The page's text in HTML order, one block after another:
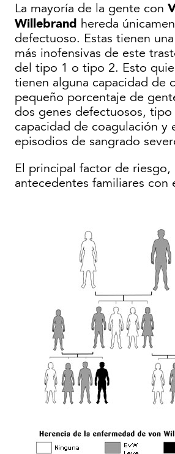
La mayoría de la gente con
Willebrand hereda
defectuoso. Estas tienen
más inofensivas de este
del tipo 1 o tipo 2. Esto
tienen alguna capacidad de
pequeño porcentaje de
dos genes defectuosos,
capacidad de coagulación y
episodios de sangrado
El principal factor de riesgo,
antecedentes familiares con